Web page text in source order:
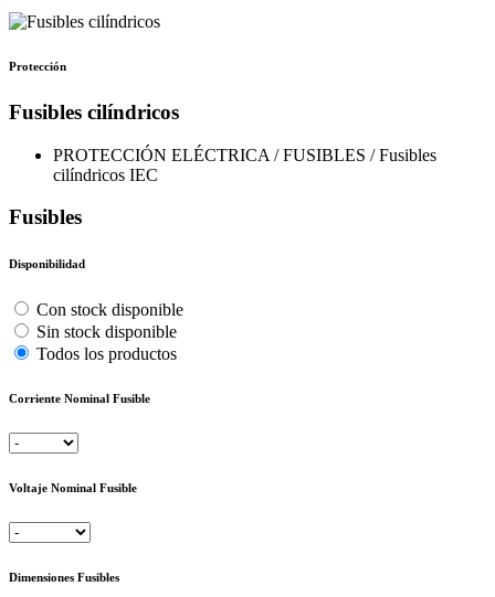
Protección
Fusibles cilíndricos
PROTECCIÓN ELÉCTRICA / FUSIBLES / Fusibles
cilíndricos IEC
Fusibles
Disponibilidad
Con stock disponible
Sin stock disponible
Todos los productos
Corriente Nominal Fusible
Voltaje Nominal Fusible
Dimensiones Fusibles